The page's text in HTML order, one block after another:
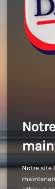
Notre site